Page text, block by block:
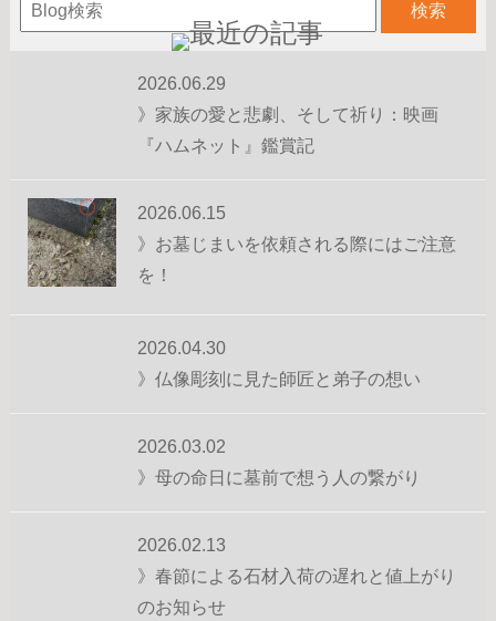
2026.06.29
》家族の愛と悲劇、そして祈り：映画
『ハムネット』鑑賞記
2026.06.15
》お墓じまいを依頼される際にはご注意
を！
2026.04.30
》仏像彫刻に見た師匠と弟子の想い
2026.03.02
》母の命日に墓前で想う人の繋がり
2026.02.13
》春節による石材入荷の遅れと値上がり
のお知らせ